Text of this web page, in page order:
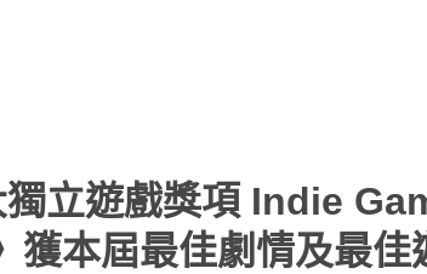
立遊戲獎項 Indie
獲本屆最佳劇情及最佳